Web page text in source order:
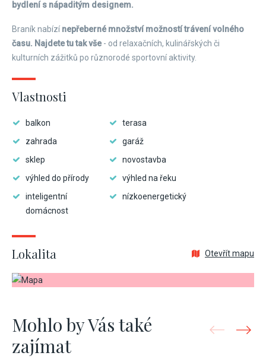
bydlení s nápaditým designem.
Braník nabízínepřeberné množství možností trávení volného
času. Najdete tu tak vše- od relaxačních, kulinářských či
kulturních zážitků po různorodé sportovní aktivity.
Vlastnosti
balkon
terasa
zahrada
garáž
sklep
novostavba
výhled do přírody
výhled na řeku
inteligentní
domácnost
nízkoenergetický
Lokalita Otevřít mapu
Mohlo by Vás také
zajímat